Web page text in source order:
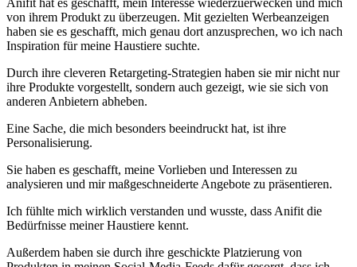
Anifit hat es geschafft, mein Interesse wiederzuerwecken und mich
von ihrem Produkt⁣ zu überzeugen. Mit gezielten Werbeanzeigen
haben sie es geschafft, mich ‌genau dort anzusprechen, wo ​ich nach
Inspiration für meine⁤ Haustiere suchte.
Durch ihre cleveren ⁣Retargeting-Strategien haben sie mir nicht nur
ihre Produkte⁢ vorgestellt, sondern auch gezeigt, wie sie sich von
anderen Anbietern abheben.
Eine Sache, ⁣die mich besonders beeindruckt hat, ‌ist ihre
Personalisierung.
Sie haben es geschafft, meine Vorlieben und Interessen zu
analysieren ⁢und mir​ maßgeschneiderte Angebote zu präsentieren.
Ich fühlte mich wirklich verstanden und wusste, dass Anifit die
‌Bedürfnisse meiner Haustiere kennt. ⁤
Außerdem haben sie‌ durch⁣ ihre geschickte Platzierung von